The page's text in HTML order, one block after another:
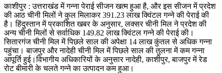
काशीपुर : उत्तराखंड में गन्ना पेराई सीजन खत्म हुआ है, और इस सीजन में प्रदेश
की आठ चीनी मिलों ने कुल मिलाकर 391.23 लाख क्विंटल गन्ने की पेराई की
है। हिंदुस्तान में प्रकाशित खबर के अनुसार, लक्सर चीनी मिल ने प्रदेश की
अन्य चीनी मिलों से सर्वाधिक 149.82 लाख क्विंटल गन्ने की पेराई की।
सितारगंज चीनी मिल में पिछले साल की अपेक्षा 14 लाख कुंतल से अधिक गन्ना
पहुंचा। बाजपुर और नादेही चीनी मिल में पिछले साल की तुलना में कम गन्ना
आपूर्ति हुई।विभागीय अधिकारियों के अनुसार नादेही, काशीपुर, बाजपुर में रेड
रोट बीमारी के चलते गन्ने का उत्पादन कम हुआ।